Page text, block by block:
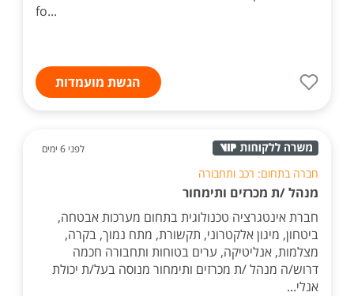
fo...
הגשת מועמדות
לפני 6 ימים
חברה בתחום: רכב ותחבורה
מנהל /ת מכרזים ותימחור
חברת אינטגרציה טכנולוגית בתחום מערכות אבטחה,
ביטחון, מיגון אלקטרוני, תקשורת, מתח נמוך, בקרה,
מצלמות, אנליטיקה, ערים בטוחות ותחבורה חכמה
דרוש/ה מנהל /ת מכרזים ותימחור מנוסה בעל/ת יכולת
אנלי...